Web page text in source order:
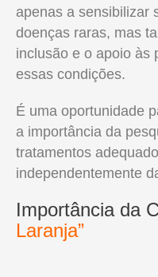
apenas a sensibilizar
doenças raras, mas
inclusão e o apoio às
essas condições.
É uma oportunidade
a importância da
tratamentos
independentemente
Importância da
Laranja”